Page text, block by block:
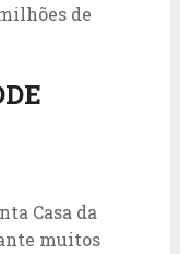
de
Casa da
muitos